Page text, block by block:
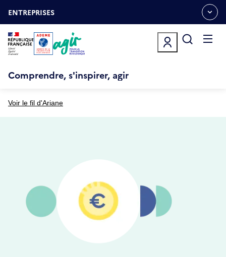
auOUVRIR
LE
MENU
ESPACE
ENTREPRISES
Comprendre, s'inspirer, agir
Voir le fil d'Ariane